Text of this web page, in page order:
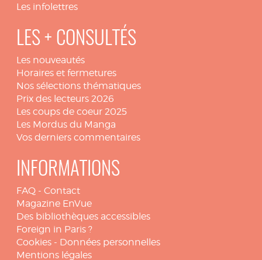
Les infolettres
LES + CONSULTÉS
Les nouveautés
Horaires et fermetures
Nos sélections thématiques
Prix des lecteurs 2026
Les coups de coeur 2025
Les Mordus du Manga
Vos derniers commentaires
INFORMATIONS
FAQ - Contact
Magazine EnVue
Des bibliothèques accessibles
Foreign in Paris ?
Cookies - Données personnelles
Mentions légales